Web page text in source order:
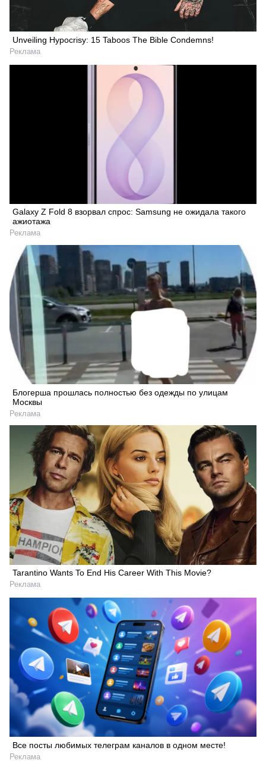
Unveiling Hypocrisy: 15 Taboos The Bible Condemns!
Реклама
Galaxy Z Fold 8 взорвал спрос: Samsung не ожидала такого
ажиотажа
Реклама
Блогерша прошлась полностью без одежды по улицам
Москвы
Реклама
Tarantino Wants To End His Career With This Movie?
Реклама
Все посты любимых телеграм каналов в одном месте!
Реклама